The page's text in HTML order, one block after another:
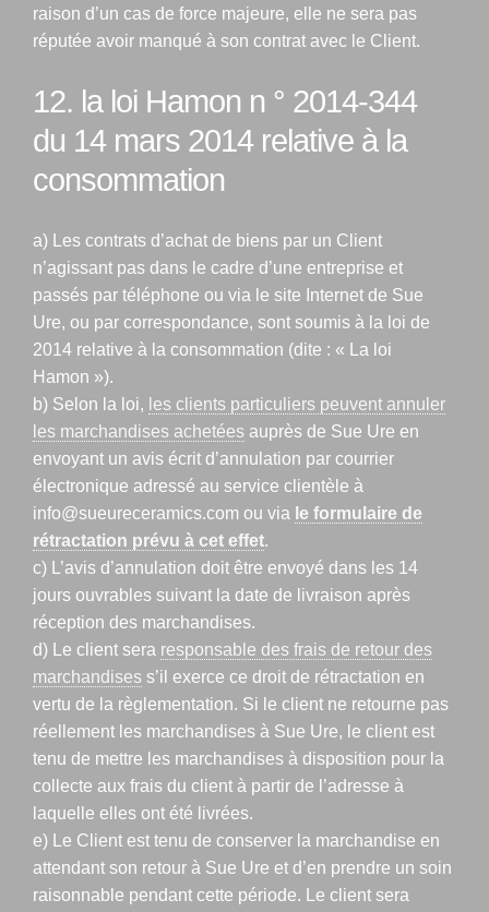
raison d’un cas de force majeure, elle ne sera pas
réputée avoir manqué à son contrat avec le Client.
12. la loi Hamon n ° 2014-344
du 14 mars 2014 relative à la
consommation
a) Les contrats d’achat de biens par un Client
n’agissant pas dans le cadre d’une entreprise et
passés par téléphone ou via le site Internet de Sue
Ure, ou par correspondance, sont soumis à la loi de
2014 relative à la consommation (dite : « La loi
Hamon »).
b) Selon la loi, les clients particuliers peuvent annuler
les marchandises achetées auprès de Sue Ure en
envoyant un avis écrit d’annulation par courrier
électronique adressé au service clientèle à
info@sueureceramics.com ou via le formulaire de
rétractation prévu à cet effet.
c) L’avis d’annulation doit être envoyé dans les 14
jours ouvrables suivant la date de livraison après
réception des marchandises.
d) Le client sera responsable des frais de retour des
marchandises s’il exerce ce droit de rétractation en
vertu de la règlementation. Si le client ne retourne pas
réellement les marchandises à Sue Ure, le client est
tenu de mettre les marchandises à disposition pour la
collecte aux frais du client à partir de l’adresse à
laquelle elles ont été livrées.
e) Le Client est tenu de conserver la marchandise en
attendant son retour à Sue Ure et d’en prendre un soin
raisonnable pendant cette période. Le client sera